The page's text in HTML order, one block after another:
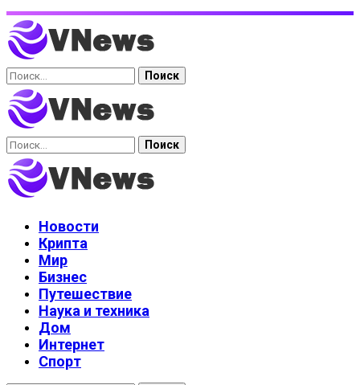
Найти:
Найти:
Новости
Крипта
Мир
Бизнес
Путешествие
Наука и техника
Дом
Интернет
Спорт